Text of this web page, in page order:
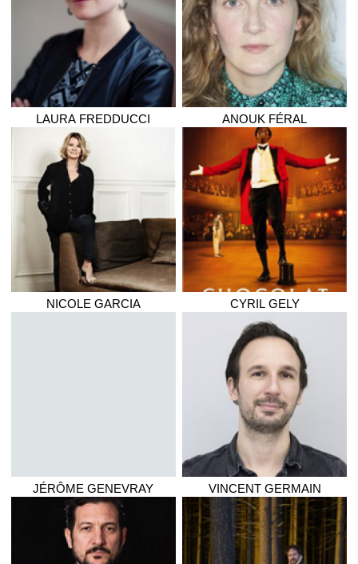
LAURA FREDDUCCI ANOUK FÉRAL
NICOLE GARCIA CYRIL GELY
JÉRÔME GENEVRAY VINCENT GERMAIN